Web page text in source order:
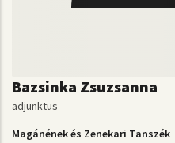
Bazsinka Zsuzsanna
adjunktus
Magánének és Zenekari Tanszék